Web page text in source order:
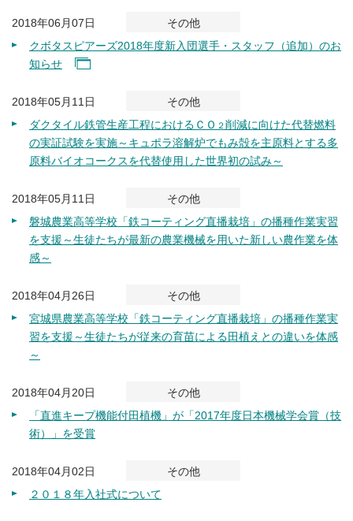
2018年06月07日
その他
クボタスピアーズ2018年度新入団選手・スタッフ（追加）のお
知らせ
2018年05月11日
その他
ダクタイル鉄管生産工程におけるＣＯ ２削減に向けた代替燃料
の実証試験を実施～キュポラ溶解炉でもみ殻を主原料とする多
原料バイオコークスを代替使用した世界初の試み～
2018年05月11日
その他
磐城農業高等学校「鉄コーティング直播栽培」の播種作業実習
を支援～生徒たちが最新の農業機械を用いた新しい農作業を体
感～
2018年04月26日
その他
宮城県農業高等学校「鉄コーティング直播栽培」の播種作業実
習を支援～生徒たちが従来の育苗による田植えとの違いを体感
～
2018年04月20日
その他
「直進キープ機能付田植機」が「2017年度日本機械学会賞（技
術）」を受賞
2018年04月02日
その他
２０１８年入社式について